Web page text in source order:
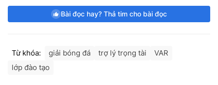
Bài đọc hay? Thả tim cho bài đọc
Từ khóa: giải bóng đá trợ lý trọng tài
VAR
lớp đào tạo